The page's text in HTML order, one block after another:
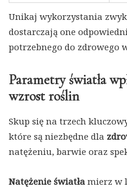
Unikaj wykorzystania
dostarczają one
potrzebnego do zdrowego
Parametry światła
wzrost roślin
Skup się na trzech
które są niezbędne dla
natężeniu, barwie oraz
Natężenie światła mierz w